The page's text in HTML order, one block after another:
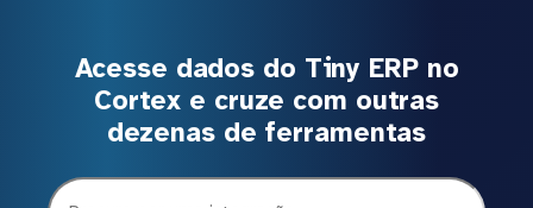
Acesse dados do Tiny ERP no
Cortex e cruze com outras
dezenas de ferramentas